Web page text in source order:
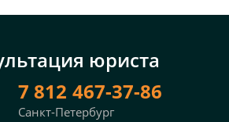
юриста
7 812 467-37-86
Санкт-Петербург